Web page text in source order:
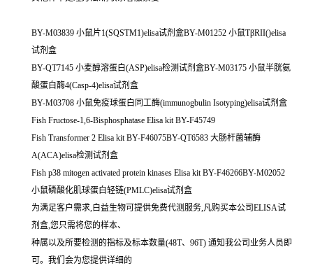
BY-M03839 小鼠片1(SQSTM1)elisa试剂盒BY-M01252 小鼠TβRII()elisa
试剂盒
BY-QT7145 小麦醇溶蛋白(ASP)elisa检测试剂盒BY-M03175 小鼠半胱氨
酸蛋白酶4(Casp-4)elisa试剂盒
BY-M03708 小鼠免疫球蛋白同工酶(immunogbulin Isotyping)elisa试剂盒
Fish Fructose-1,6-Bisphosphatase Elisa kit BY-F45749
Fish Transformer 2 Elisa kit BY-F46075BY-QT6583 大肠杆菌辅酶
A(ACA)elisa检测试剂盒
Fish p38 mitogen activated protein kinases Elisa kit BY-F46266BY-M02052
小鼠磷酸化肌球蛋白轻链(PMLC)elisa试剂盒
为满足客户需求,白益生物可提供免费代测服务,凡购买本公司ELISA试
剂盒,您只需将您的样本、
种属以及所要检测的指标及标本数量(48T、96T) 通知我公司业务人员即
可。我们会为您提供详细的